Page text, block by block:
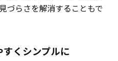
づらさを解消することもで
くシンプルに